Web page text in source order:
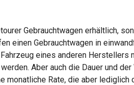
Gebrauchtwagen erhältlich,
einen Gebrauchtwagen in
eines anderen
Aber auch die Dauer und
Rate, die aber lediglich